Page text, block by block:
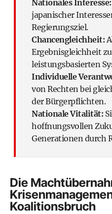
Nationales Interesse:
japanischer
Regierungsziel.
Chancengleichheit:
Ergebnisgleichheit
leistungsbasierten
Individuelle
von Rechten bei
der Bürgerpflichten.
Nationale Vitalität:
hoffnungsvollen
Generationen durch
Die
Koalitionsbruch